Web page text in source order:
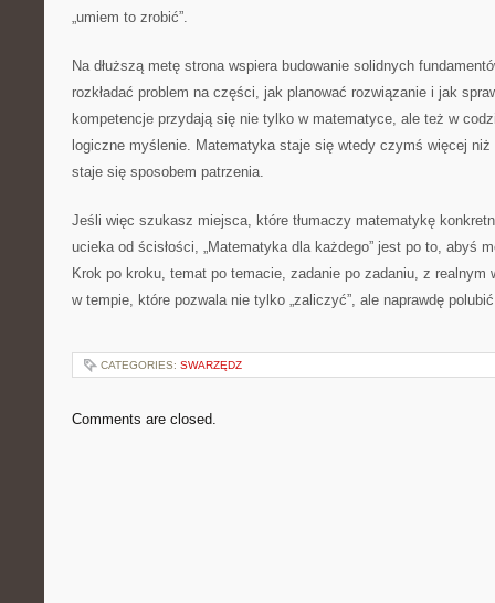
„umiem to zrobić”.
Na dłuższą metę strona wspiera budowanie solidnych
rozkładać problem na części, jak planować rozwiązanie i jak
kompetencje przydają się nie tylko w matematyce, ale też w
logiczne myślenie. Matematyka staje się wtedy czymś więcej
staje się sposobem patrzenia.
Jeśli więc szukasz miejsca, które tłumaczy matematykę
ucieka od ścisłości, „Matematyka dla każdego” jest po to, abyś
Krok po kroku, temat po temacie, zadanie po zadaniu, z realnym
w tempie, które pozwala nie tylko „zaliczyć”, ale naprawdę
CATEGORIES: SWARZĘDZ
Comments are closed.